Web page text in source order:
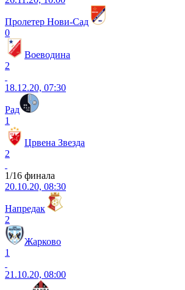
Пролетер Нови-Сад
0
Воеводина
2
18.12.20, 07:30
Рад
1
Црвена Звезда
2
1/16 финала
20.10.20, 08:30
Напредак
2
Жарково
1
21.10.20, 08:00